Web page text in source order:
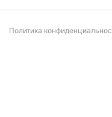
Политика